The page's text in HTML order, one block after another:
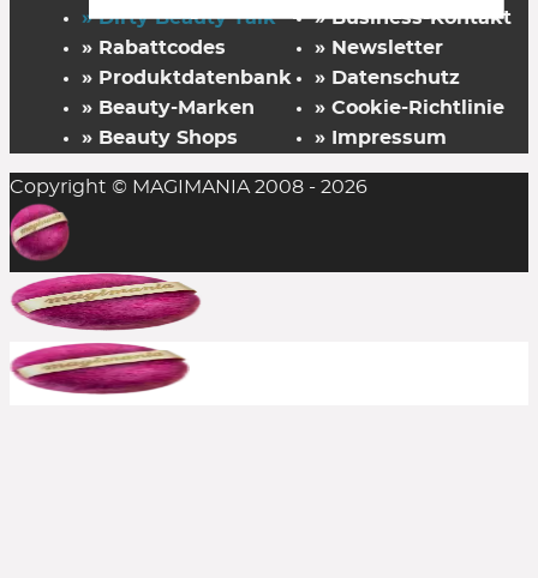
» Dirty Beauty Talk
» Rabattcodes
» Produktdatenbank
» Beauty-Marken
» Beauty Shops
» Business-Kontakt
» Newsletter
» Datenschutz
» Cookie-Richtlinie
» Impressum
Copyright © MAGIMANIA 2008 - 2026